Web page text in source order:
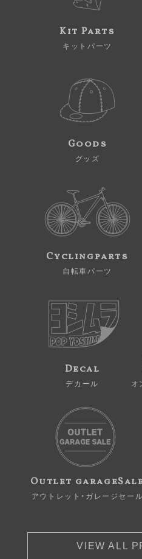
Kit Parts
キットパーツ
Goods
グッズ
Cyclingparts
自転車パーツ
Decal
デカール オ
Outlet
アウトレット・ガレージセール
VIEW ALL